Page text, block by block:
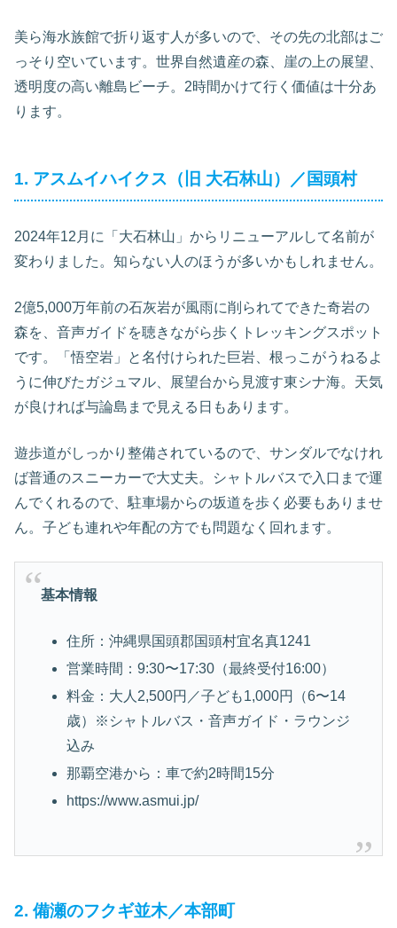
美ら海水族館で折り返す人が多いので、その先の北部はご
っそり空いています。世界自然遺産の森、崖の上の展望、
透明度の高い離島ビーチ。2時間かけて行く価値は十分あ
ります。
1. アスムイハイクス（旧 大石林山）／国頭村
2024年12月に「大石林山」からリニューアルして名前が
変わりました。知らない人のほうが多いかもしれません。
2億5,000万年前の石灰岩が風雨に削られてできた奇岩の
森を、音声ガイドを聴きながら歩くトレッキングスポット
です。「悟空岩」と名付けられた巨岩、根っこがうねるよ
うに伸びたガジュマル、展望台から見渡す東シナ海。天気
が良ければ与論島まで見える日もあります。
遊歩道がしっかり整備されているので、サンダルでなけれ
ば普通のスニーカーで大丈夫。シャトルバスで入口まで運
んでくれるので、駐車場からの坂道を歩く必要もありませ
ん。子ども連れや年配の方でも問題なく回れます。
基本情報
住所：沖縄県国頭郡国頭村宜名真1241
営業時間：9:30〜17:30（最終受付16:00）
料金：大人2,500円／子ども1,000円（6〜14
歳）※シャトルバス・音声ガイド・ラウンジ
込み
那覇空港から：車で約2時間15分
https://www.asmui.jp/
2. 備瀬のフクギ並木／本部町